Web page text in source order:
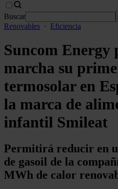
Buscar
Renovables · Eficiencia
Suncom Energy
marcha su
termosolar en
la marca de
infantil Smileat
Permitirá reducir en
de gasoil de la
MWh de calor